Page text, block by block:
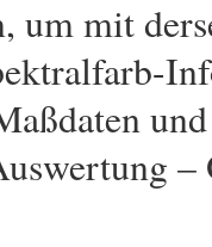
um mit